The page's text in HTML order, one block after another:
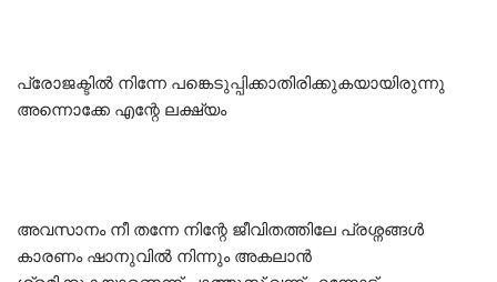
പ്രോജക്ടിൽ നിന്നേ പങ്കെടുപ്പിക്കാതിരിക്കുകയായിരുന്നു
അന്നൊക്കേ എന്റേ ലക്ഷ്യം
അവസാനം നീ തന്നേ നിന്റേ ജീവിതത്തിലേ പ്രശ്നങ്ങൾ
കാരണം ഷാനുവിൽ നിന്നും അകലാൻ